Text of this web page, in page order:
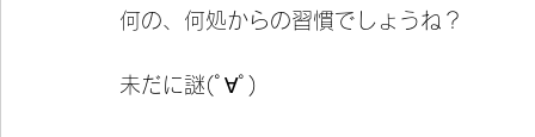
何の、何処からの習慣でしょうね？
未だに謎(ﾟ∀ﾟ)